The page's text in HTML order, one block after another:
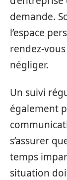
demande.
l’espace
rendez-
négliger.
Un suivi
également
s’assurer
temps
situation